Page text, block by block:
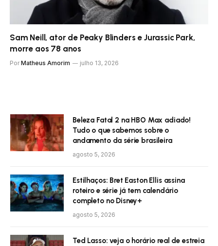
Sam Neill, ator de Peaky Blinders e Jurassic Park,
morre aos 78 anos
Por Matheus Amorim julho 13, 2026
Beleza Fatal 2 na HBO Max adiado!
Tudo o que sabemos sobre o
andamento da série brasileira
agosto 5, 2026
Estilhaços: Bret Easton Ellis assina
roteiro e série já tem calendário
completo no Disney+
agosto 5, 2026
Ted Lasso: veja o horário real de estreia